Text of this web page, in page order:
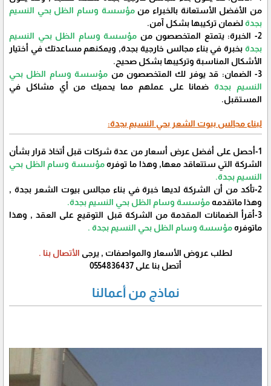
من الأفضل الأستعانة بالخبراء منمؤسسة وسام الظل بحي النسيم
بجدةلضمان تركيبها بشكل آمن.
2- الخبرة: يتمتع المتخصصون من
مؤسسة وسام الظل بحي النسيم
بجدة بخبرة في بناء مجالس خارجية بجدة, ويمكنهم مساعدتك في أختيار
الأشكال المناسبة وتركيبها بشكل صحيح.
3- الضمان: قد يوفر لك المتخصصون من
مؤسسة وسام الظل بحي
النسيم بجدةضمانا على عملهم مما يحميك من أي مشاكل في
المستقبل.
لبناء مجالس بيوت الشعر بحي النسيم بجدة:
1-أحصل على أفضل عرض أسعار من عدة شركات قبل أتخاذ قرار بشأن
الشركة التي ستتعاقد معها, وهذا ما توفرهمؤسسة وسام الظل بحي
النسيم بجدة.
2-تأكد من أن الشركة لديها خبرة في بناء مجالس بيوت الشعر بجدة ,
وهذا ماتقدمهمؤسسة وسام الظل بحي النسيم بجدة.
3-أقرأ الضمانات المقدمة من الشركة قبل التوقيع على العقد , وهذا
ماتوفرهمؤسسة وسام الظل بحي النسيم بجدة .
لطلب عروض الأسعار والمواصفات , يرجى الأتصال بنا .
أتصل بنا على 0554836437
نماذج من أعمالنا